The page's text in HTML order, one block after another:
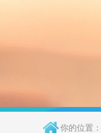
你的位置：